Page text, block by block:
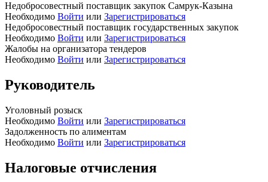
Недобросовестный поставщик закупок Самрук-Казына
Необходимо Войти или Зарегистрироваться
Недобросовестный поставщик государственных закупок
Необходимо Войти или Зарегистрироваться
Жалобы на организатора тендеров
Необходимо Войти или Зарегистрироваться
Руководитель
Уголовный розыск
Необходимо Войти или Зарегистрироваться
Задолженность по алиментам
Необходимо Войти или Зарегистрироваться
Налоговые отчисления